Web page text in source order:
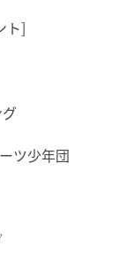
ト]
ツ少年団